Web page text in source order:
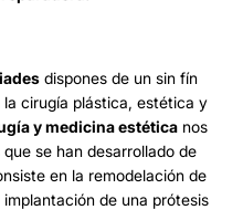
dispones de un sin fín
cirugía plástica, estética y
y medicina estética nos
se han desarrollado de
en la remodelación de
de una prótesis